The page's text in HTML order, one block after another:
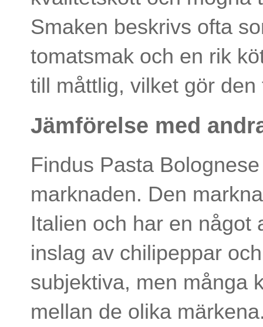
Smaken beskrivs ofta
tomatsmak och en rik
till måttlig, vilket gör
Jämförelse med
Findus Pasta
marknaden. Den
Italien och har en något
inslag av chilipeppar
subjektiva, men många
mellan de olika